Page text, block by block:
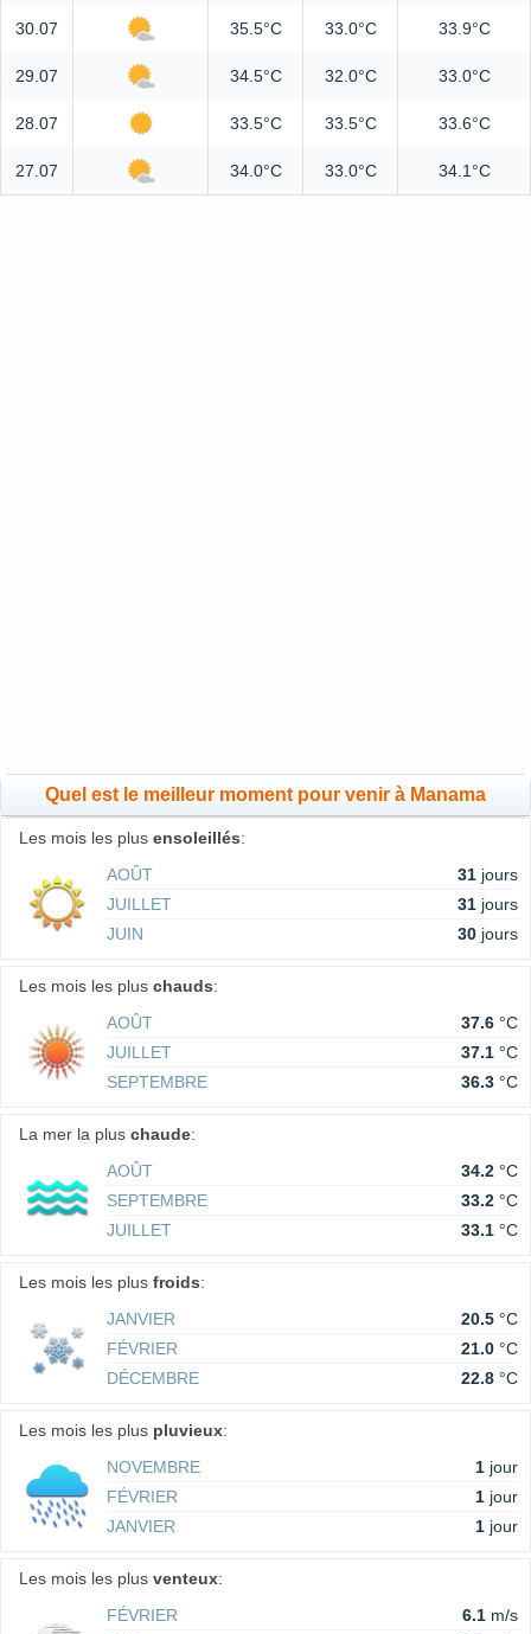
30.07 35.5°C 33.0°C 33.9°C
29.07 34.5°C 32.0°C 33.0°C
28.07 33.5°C 33.5°C 33.6°C
27.07 34.0°C 33.0°C 34.1°C
Quel est le meilleur moment pour venir à Manama
Les mois les plus ensoleillés:
AOÛT
31 jours
JUILLET
31 jours
JUIN
30 jours
Les mois les plus chauds:
AOÛT
37.6 °C
JUILLET
37.1 °C
SEPTEMBRE
36.3 °C
La mer la plus chaude:
AOÛT
34.2 °C
SEPTEMBRE
33.2 °C
JUILLET
33.1 °C
Les mois les plus froids:
JANVIER
20.5 °C
FÉVRIER
21.0 °C
DÉCEMBRE
22.8 °C
Les mois les plus pluvieux:
NOVEMBRE
1 jour
FÉVRIER
1 jour
JANVIER
1 jour
Les mois les plus venteux:
FÉVRIER
6.1 m/s